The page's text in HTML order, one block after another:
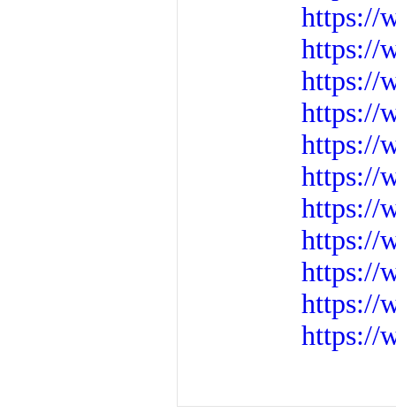
https://
https://
https://
https://
https://
https://
https://
https://
https://
https://
https://